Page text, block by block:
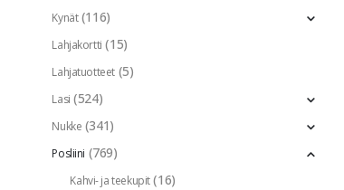
Kynät (116)
Lahjakortti (15)
Lahjatuotteet (5)
Lasi (524)
Nukke (341)
Posliini (769)
Kahvi- ja teekupit (16)